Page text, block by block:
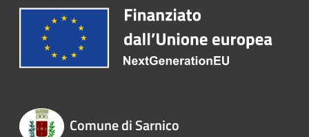
Comune di Sarnico